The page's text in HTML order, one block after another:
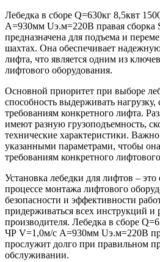
Лебедка в сборе Q=630кг 8,5квт
А=930мм Uэ.м=220В правая сборка
предназначена для подъема и
шахтах. Она обеспечивает
лифта, что является одним из
лифтового оборудования.
Основной приоритет при выборе
способность выдерживать
требованиям конкретного лифта.
имеют разную грузоподъемность,
технические характеристики.
указанными параметрами, чтобы она
требованиям конкретного
Установка лебедки для лифтов – это
процессе монтажа лифтового
безопасности и эффективности
придерживаться всех инструкций и
производителя. Лебедка в сборе
ЧР V=1,0м/с А=930мм Uэ.м=220В
прослужит долго при правильном
обслуживании.